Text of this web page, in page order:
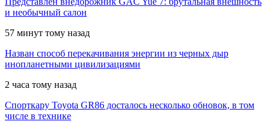
и необычный салон
57 минут тому назад
Назван способ перекачивания энергии из черных дыр
инопланетными цивилизациями
2 часа тому назад
Спорткару Toyota GR86 досталось несколько обновок, в том
числе в технике